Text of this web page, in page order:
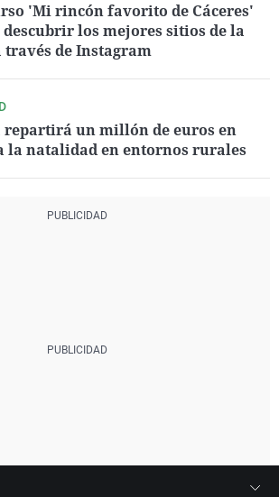
'Mi rincón favorito de Cáceres'
los mejores sitios de la
través de Instagram
repartirá un millón de euros en
la natalidad en entornos rurales